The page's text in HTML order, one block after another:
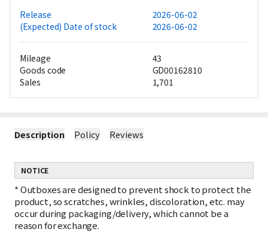
Release
2026-06-02
(Expected) Date of stock
2026-06-02
Mileage
43
Goods code
GD00162810
Sales
1,701
Description Policy Reviews
NOTICE
*Outboxes are designed to prevent shock to protect the
product, so scratches, wrinkles, discoloration, etc. may
occur during packaging/delivery, which cannot be a
reason for exchange.